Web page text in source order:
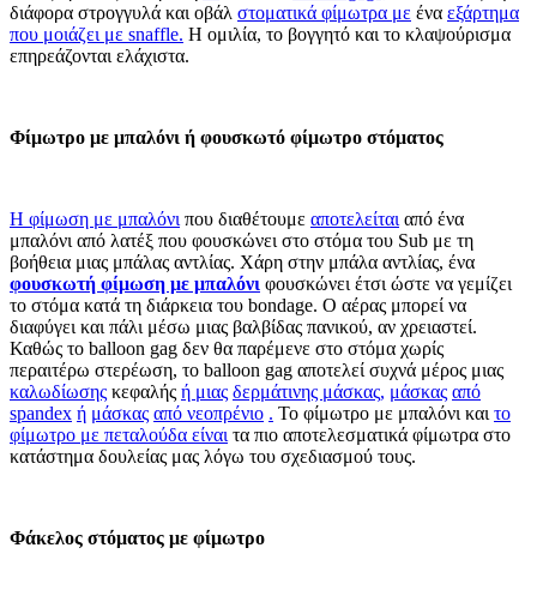
διάφορα στρογγυλά και οβάλ στοματικά φίμωτρα με ένα εξάρτημα
που μοιάζει με snaffle. Η ομιλία, το βογγητό και το κλαψούρισμα
επηρεάζονται ελάχιστα.
Φίμωτρο με μπαλόνι ή φουσκωτό φίμωτρο στόματος
Η φίμωση με μπαλόνι που διαθέτουμε αποτελείται από ένα
μπαλόνι από λατέξ που φουσκώνει στο στόμα του Sub με τη
βοήθεια μιας μπάλας αντλίας. Χάρη στην μπάλα αντλίας, ένα
φουσκωτή φίμωση με μπαλόνι φουσκώνει έτσι ώστε να γεμίζει
το στόμα κατά τη διάρκεια του bondage. Ο αέρας μπορεί να
διαφύγει και πάλι μέσω μιας βαλβίδας πανικού, αν χρειαστεί.
Καθώς το balloon gag δεν θα παρέμενε στο στόμα χωρίς
περαιτέρω στερέωση, το balloon gag αποτελεί συχνά μέρος μιας
καλωδίωσης κεφαλής ή μιας δερμάτινης μάσκας, μάσκας από
spandex ή μάσκας από νεοπρένιο . Το φίμωτρο με μπαλόνι και το
φίμωτρο με πεταλούδα είναι τα πιο αποτελεσματικά φίμωτρα στο
κατάστημα δουλείας μας λόγω του σχεδιασμού τους.
Φάκελος στόματος με φίμωτρο